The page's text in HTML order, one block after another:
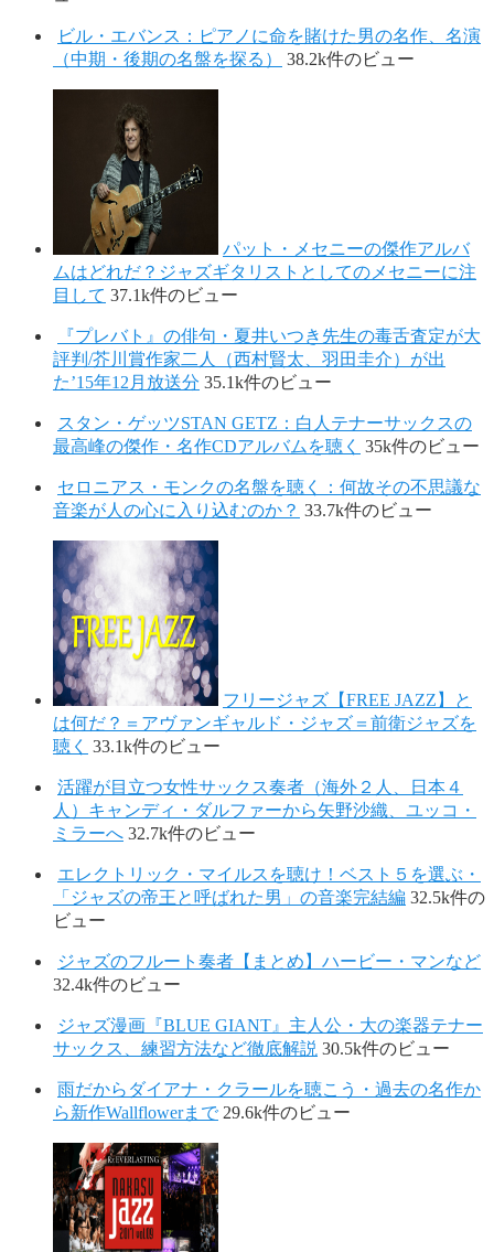
ビル・エバンス：ピアノに命を賭けた男の名作、名演
（中期・後期の名盤を探る）
38.2k件のビュー
パット・メセニーの傑作アルバ
ムはどれだ？ジャズギタリストとしてのメセニーに注
目して 37.1k件のビュー
『プレバト』の俳句・夏井いつき先生の毒舌査定が大
評判/芥川賞作家二人（西村賢太、羽田圭介）が出
た’15年12月放送分 35.1k件のビュー
スタン・ゲッツSTAN GETZ：白人テナーサックスの
最高峰の傑作・名作CDアルバムを聴く 35k件のビュー
セロニアス・モンクの名盤を聴く：何故その不思議な
音楽が人の心に入り込むのか？ 33.7k件のビュー
フリージャズ【FREE JAZZ】と
は何だ？＝アヴァンギャルド・ジャズ＝前衛ジャズを
聴く 33.1k件のビュー
活躍が目立つ女性サックス奏者（海外２人、日本４
人）キャンディ・ダルファーから矢野沙織、ユッコ・
ミラーへ 32.7k件のビュー
エレクトリック・マイルスを聴け！ベスト５を選ぶ・
「ジャズの帝王と呼ばれた男」の音楽完結編 32.5k件の
ビュー
ジャズのフルート奏者【まとめ】ハービー・マンなど
32.4k件のビュー
ジャズ漫画『BLUE GIANT』主人公・大の楽器テナー
サックス、練習方法など徹底解説 30.5k件のビュー
雨だからダイアナ・クラールを聴こう・過去の名作か
ら新作Wallflowerまで 29.6k件のビュー